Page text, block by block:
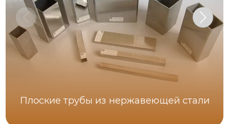
Плоские трубы из нержавеющей стали